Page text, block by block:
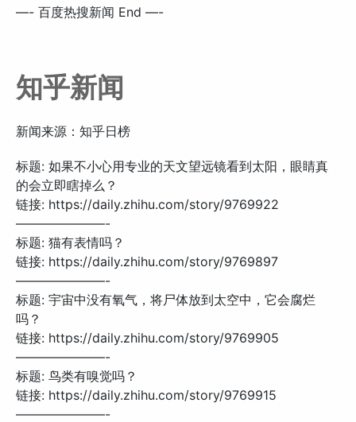
—- 百度热搜新闻 End —-
知乎新闻
新闻来源：知乎日榜
标题: 如果不小心用专业的天文望远镜看到太阳，眼睛真
的会立即瞎掉么？
链接: https://daily.zhihu.com/story/9769922
———————-
标题: 猫有表情吗？
链接: https://daily.zhihu.com/story/9769897
———————-
标题: 宇宙中没有氧气，将尸体放到太空中，它会腐烂
吗？
链接: https://daily.zhihu.com/story/9769905
———————-
标题: 鸟类有嗅觉吗？
链接: https://daily.zhihu.com/story/9769915
———————-